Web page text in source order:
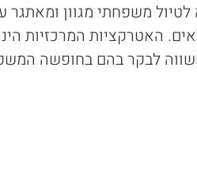
משפחתי מגוון
האטרקציות המרכזיות
לבקר בהם בחופשה